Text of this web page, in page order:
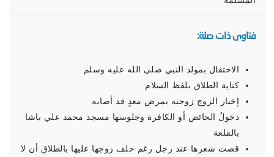
فتاوى ذات صلة:
الاحتفال بمولد النبي صلى الله عليه وسلم
كناية الطلاق بلفظ السلام
إخبار الزوج زوجته بمرض معدٍ قد أصابه
دخولُ الحائض أو الكافرة وجلوسها مسجد محمد علي باشا
بالقلعة
قصت شعرها عند رجل رغم حلف زوجها عليها بالطلاق أن لا